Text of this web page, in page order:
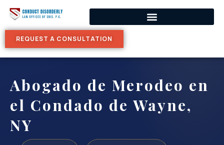
REQUEST A CONSULTATION
Abogado de Merodeo en
el Condado de Wayne,
NY